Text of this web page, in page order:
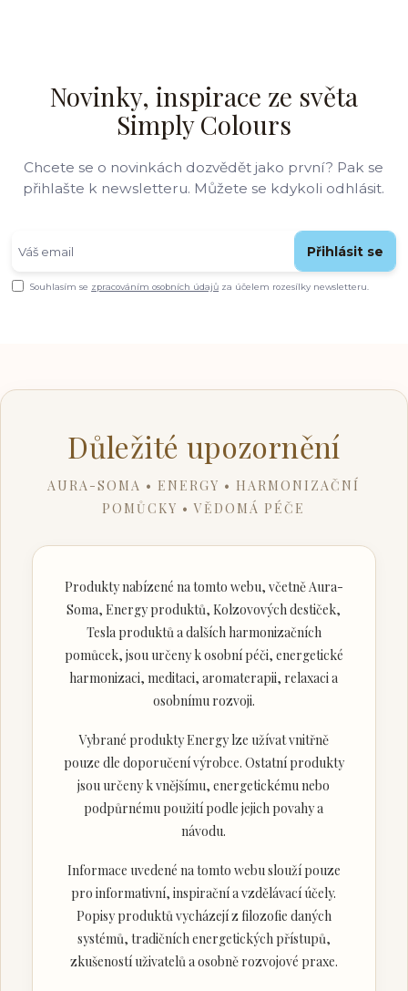
Novinky, inspirace ze světa
Simply Colours
Chcete se o novinkách dozvědět jako první? Pak se
přihlašte k newsletteru. Můžete se kdykoli odhlásit.
Přihlásit se
Souhlasím se zpracováním osobních údajů za účelem rozesílky newsletteru.
Důležité upozornění
AURA-SOMA • ENERGY • HARMONIZAČNÍ
POMŮCKY • VĚDOMÁ PÉČE
Produkty nabízené na tomto webu, včetně Aura-
Soma, Energy produktů, Kolzovových destiček,
Tesla produktů a dalších harmonizačních
pomůcek, jsou určeny k osobní péči, energetické
harmonizaci, meditaci, aromaterapii, relaxaci a
osobnímu rozvoji.
Vybrané produkty Energy lze užívat vnitřně
pouze dle doporučení výrobce. Ostatní produkty
jsou určeny k vnějšímu, energetickému nebo
podpůrnému použití podle jejich povahy a
návodu.
Informace uvedené na tomto webu slouží pouze
pro informativní, inspirační a vzdělávací účely.
Popisy produktů vycházejí z filozofie daných
systémů, tradičních energetických přístupů,
zkušeností uživatelů a osobně rozvojové praxe.